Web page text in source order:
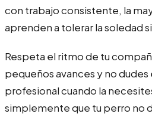
con trabajo consistente, la
aprenden a tolerar la soledad
Respeta el ritmo de tu
pequeños avances y no dudes
profesional cuando la
simplemente que tu perro no